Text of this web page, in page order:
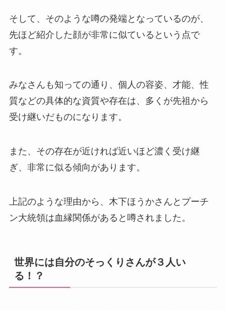
そして、そのような噂の発端となっているのが、
先ほど紹介した顔が非常に似ているという点で
す。
みなさんも知っての通り、個人の容姿、才能、性
質などの具体的な資質や存在は、多くが先祖から
受け継いだものになります。
また、その存在が近ければ近いほど濃く受け継
ぎ、非常に似る傾向があります。
上記のような理由から、木下ほうかさんとプーチ
ン大統領は血縁関係があると噂されました。
世界には自分のそっくりさんが３人い
る！？